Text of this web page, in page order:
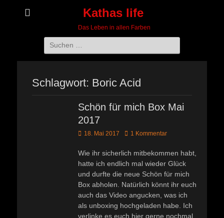
Kathas life
Das Leben in allen Farben
Suchen
nach:
Schlagwort: Boric Acid
Schön für mich Box Mai
2017
Veröffentlicht
18. Mai 2017 1 Kommentar
Wie ihr sicherlich mitbekommen habt,
hatte ich endlich mal wieder Glück
und durfte die neue Schön für mich
Box abholen. Natürlich könnt ihr euch
auch das Video angucken, was ich
als unboxing hochgeladen habe. Ich
verlinke es euch hier gerne nochmal